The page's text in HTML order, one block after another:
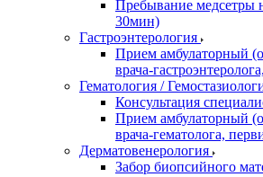
Пребывание медсетры
30мин)
Гастроэнтерология
Прием амбулаторный
врача-
Гематология /
Консультация
Прием амбулаторный
врача-гематолога,
Дерматовенерология
Забор биопсийного